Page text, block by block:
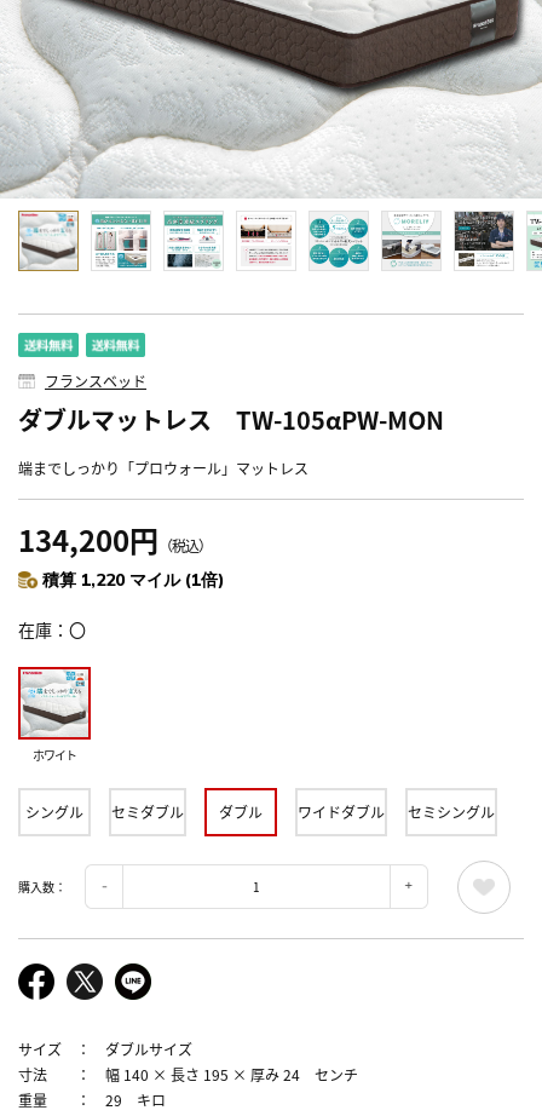
フランスベッド
ダブルマットレス TW-105αPW-MON
端までしっかり「プロウォール」マットレス
134,200円 （税込）
積算 1,220 マイル (1倍)
在庫 〇
ホワイト
シングル セミダブル ダブル ワイドダブル セミシングル
購入数：
サイズ ： ダブルサイズ
寸法 ： 幅 140 × 長さ 195 × 厚み 24 センチ
重量 ： 29 キロ